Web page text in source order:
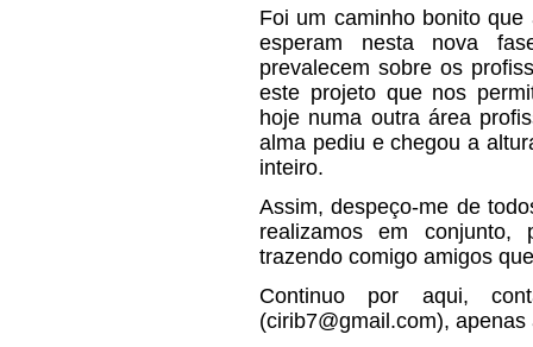
Foi um caminho bonito
esperam nesta nova
prevalecem sobre os
este projeto que nos
hoje numa outra área
alma pediu e chegou a
inteiro.
Assim, despeço-me de
realizamos em conjunto,
trazendo comigo amigos
Continuo por aqui,
(cirib7@gmail.com),